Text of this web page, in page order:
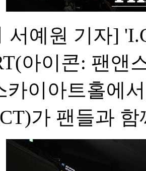
서예원 기자]
아이콘: 팬앤
카이아트홀에
가 팬들과